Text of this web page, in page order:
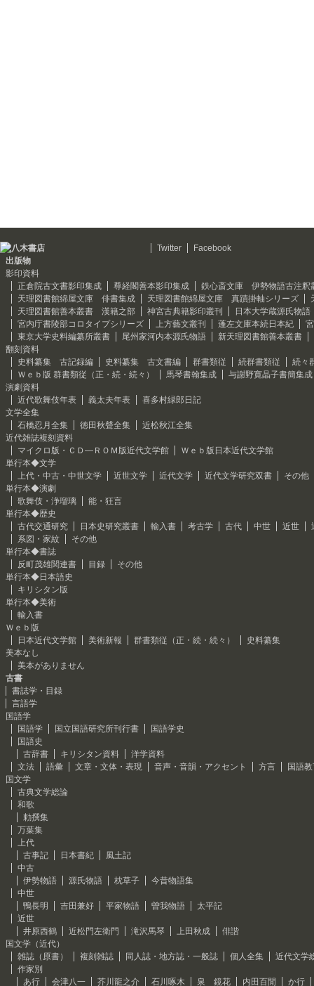
Twitter
Facebook
出版物
影印資料
正倉院古文書影印集成
尊経閣善本影印集成
鉄心斎文庫 伊勢物語古注釈
天理図書館綿屋文庫 俳書集成
天理図書館綿屋文庫 真蹟掛軸シリーズ
天理図書館善本叢書 漢籍之部
神宮古典籍影印叢刊
日本大学蔵源氏物語
宮内庁書陵部コロタイプシリーズ
上方藝文叢刊 蓬左文庫本続日本紀
東京大学史料編纂所叢書
尾州家河内本源氏物語
新天理図書館善本叢書
翻刻資料
史料纂集 古記録編
史料纂集 古文書編 群書類従 続群書類従
続々
Ｗｅｂ版 群書類従（正・続・続々）
馬琴書翰集成
与謝野寛晶子書簡集成
演劇資料
近代歌舞伎年表
義太夫年表
喜多村緑郎日記
文学全集
石橋忍月全集
徳田秋聲全集
近松秋江全集
近代雑誌複刻資料
マイクロ版・ＣＤ―ＲＯＭ版近代文学館
Ｗｅｂ版日本近代文学館
単行本◆文学
上代・中古・中世文学
近世文学 近代文学 近代文学研究双書
その他
単行本◆演劇
歌舞伎・浄瑠璃
能・狂言
単行本◆歴史
古代交通研究
日本史研究叢書 輸入書 考古学 古代 中世 近世
系図・家紋
その他
単行本◆書誌
反町茂雄関連書
目録
その他
単行本◆日本語史
キリシタン版
単行本◆美術
輸入書
Ｗｅｂ版
日本近代文学館
美術新報 群書類従（正・続・続々）
史料纂集
美本なし
美本がありません
古書
書誌学・目録
言語学
国語学
国語学
国立国語研究所刊行書
国語学史
国語史
古辞書
キリシタン資料
洋学資料
文法
語彙 文章・文体・表現 音声・音韻・アクセント 方言
国語
国文学
古典文学総論
和歌
勅撰集
万葉集
上代
古事記
日本書紀
風土記
中古
伊勢物語
源氏物語 枕草子
今昔物語集
中世
鴨長明
吉田兼好 平家物語 曽我物語
太平記
近世
井原西鶴
近松門左衛門 滝沢馬琴 上田秋成
俳諧
国文学（近代）
雑誌（原書）
複刻雑誌 同人誌・地方誌・一般誌 個人全集
近代文学
作家別
あ行
会津八一 芥川龍之介 石川啄木 泉 鏡花 内田百閒
か行